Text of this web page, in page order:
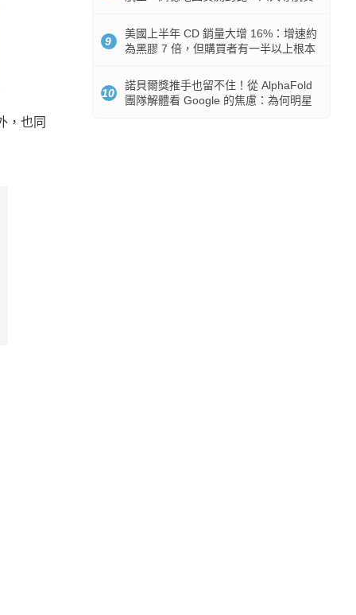
，也同
9
美國上半年 CD 銷量大增 16%：增速約
為黑膠 7 倍，但購買者有一半以上根本
10
諾貝爾獎推手也留不住！從 AlphaFold
團隊解體看 Google 的焦慮：為何明星